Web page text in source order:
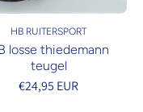
HB RUITERSPORT
losse thiedemann
teugel
€24,95 EUR